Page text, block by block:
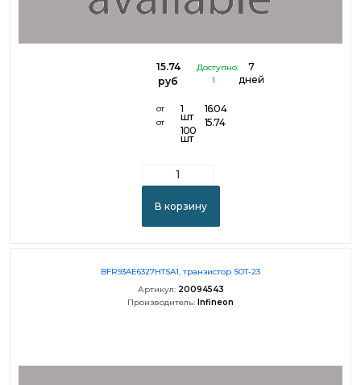
15.74
руб
Доступно:
1
7
дней
от
от
1
шт
100
шт
16.04
15.74
В корзину
BFR93AE6327HTSA1, транзистор SOT-23
Артикул: 20094543
Производитель: Infineon